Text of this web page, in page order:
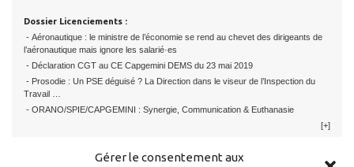
Gérer le consentement aux
Dossier Licenciements :
- Aéronautique : le ministre de l’économie se rend au chevet des dirigeants de
l’aéronautique mais ignore les salarié·es
- Déclaration CGT au CE Capgemini DEMS du 23 mai 2019
- Prosodie : Un PSE déguisé ? La Direction dans le viseur de l’Inspection du
Travail …
- ORANO/SPIE/CAPGEMINI : Synergie, Communication & Euthanasie
[+]